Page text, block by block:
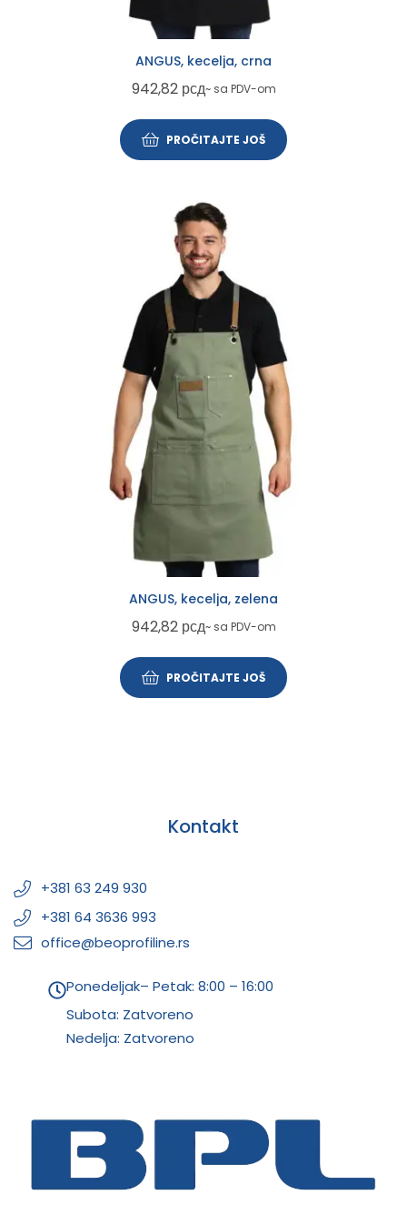
ANGUS, kecelja, crna
942,82 рсд~ sa PDV-om
PROČITAJTE JOŠ
ANGUS, kecelja, zelena
942,82 рсд~ sa PDV-om
PROČITAJTE JOŠ
Kontakt
+381 63 249 930
+381 64 3636 993
office@beoprofiline.rs
Ponedeljak– Petak: 8:00 – 16:00
Subota: Zatvoreno
Nedelja: Zatvoreno